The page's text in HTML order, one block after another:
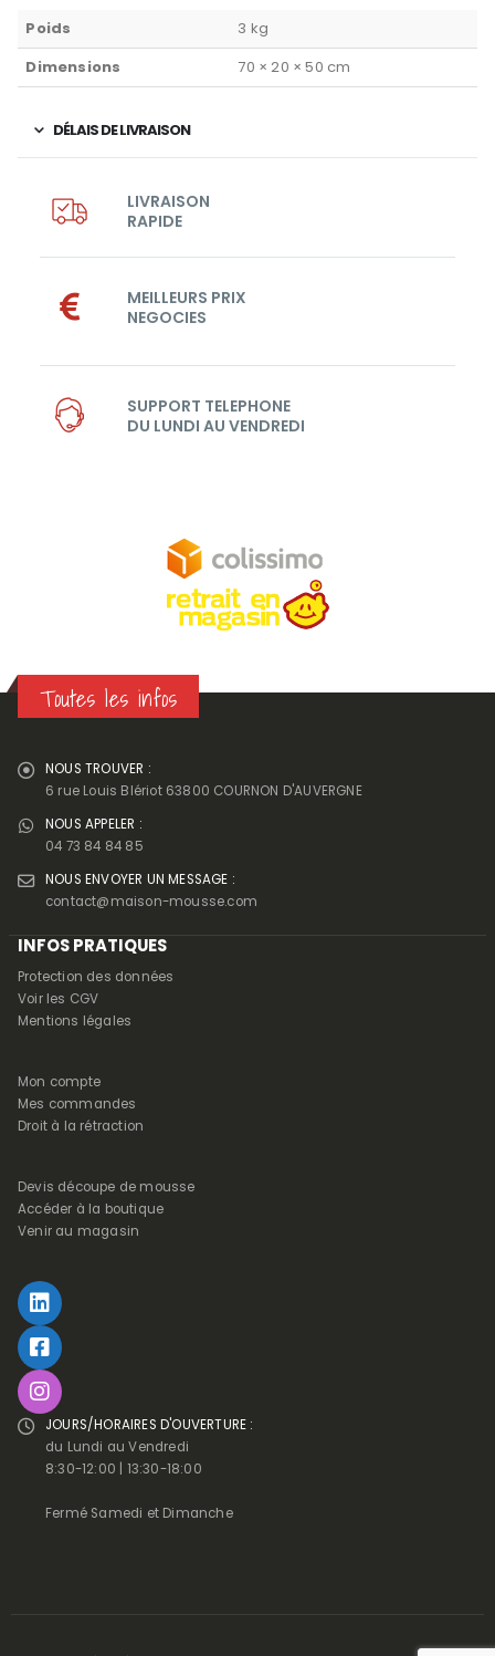
Poids
3 kg
Dimensions
70 × 20 × 50 cm
DÉLAIS DE LIVRAISON
LIVRAISON
RAPIDE
MEILLEURS PRIX
NEGOCIES
SUPPORT TELEPHONE
DU LUNDI AU VENDREDI
Toutes les infos
NOUS TROUVER :
6 rue Louis Blériot 63800 COURNON D'AUVERGNE
NOUS APPELER :
04 73 84 84 85
NOUS ENVOYER UN MESSAGE :
contact@maison-mousse.com
INFOS PRATIQUES
Protection des données
Voir les CGV
Mentions légales
Mon compte
Mes commandes
Droit à la rétraction
Devis découpe de mousse
Accéder à la boutique
Venir au magasin
JOURS/HORAIRES D'OUVERTURE :
du Lundi au Vendredi
8:30-12:00 | 13:30-18:00
Fermé Samedi et Dimanche